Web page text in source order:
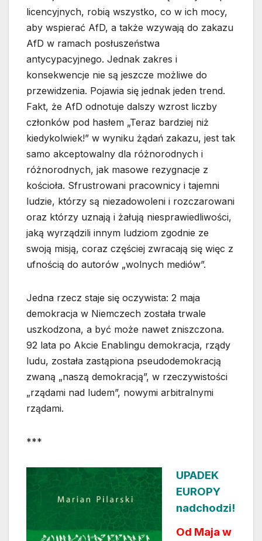
licencyjnych, robią wszystko, co w ich mocy,
aby wspierać AfD, a także wzywają do zakazu
AfD w ramach posłuszeństwa
antycypacyjnego. Jednak zakres i
konsekwencje nie są jeszcze możliwe do
przewidzenia. Pojawia się jednak jeden trend.
Fakt, że AfD odnotuje dalszy wzrost liczby
członków pod hasłem „Teraz bardziej niż
kiedykolwiek!” w wyniku żądań zakazu, jest tak
samo akceptowalny dla różnorodnych i
różnorodnych, jak masowe rezygnacje z
kościoła. Sfrustrowani pracownicy i tajemni
ludzie, którzy są niezadowoleni i rozczarowani
oraz którzy uznają i żałują niesprawiedliwości,
jaką wyrządzili innym ludziom zgodnie ze
swoją misją, coraz częściej zwracają się więc z
ufnością do autorów „wolnych mediów”.
Jedna rzecz staje się oczywista: 2 maja
demokracja w Niemczech została trwale
uszkodzona, a być może nawet zniszczona.
92 lata po Akcie Enablingu demokracja, rządy
ludu, została zastąpiona pseudodemokracją
zwaną „naszą demokracją”, w rzeczywistości
„rządami nad ludem”, nowymi arbitralnymi
rządami.
***
UPADEK
EUROPY
nadchodzi!
Od Maja w